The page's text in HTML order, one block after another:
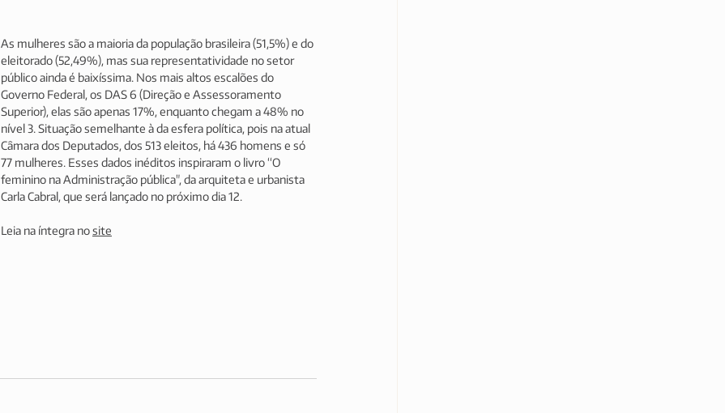
As mulheres são a maioria da população brasileira (51,5%) e do
eleitorado (52,49%), mas sua representatividade no setor
público ainda é baixíssima. Nos mais altos escalões do
Governo Federal, os DAS 6 (Direção e Assessoramento
Superior), elas são apenas 17%, enquanto chegam a 48% no
nível 3. Situação semelhante à da esfera política, pois na atual
Câmara dos Deputados, dos 513 eleitos, há 436 homens e só
77 mulheres. Esses dados inéditos inspiraram o livro “O
feminino na Administração pública", da arquiteta e urbanista
Carla Cabral, que será lançado no próximo dia 12.
Leia na íntegra no site